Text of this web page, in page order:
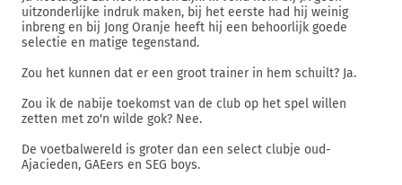
uitzonderlijke indruk maken, bij het eerste had hij weinig
inbreng en bij Jong Oranje heeft hij een behoorlijk goede
selectie en matige tegenstand.
Zou het kunnen dat er een groot trainer in hem schuilt? Ja.
Zou ik de nabije toekomst van de club op het spel willen
zetten met zo'n wilde gok? Nee.
De voetbalwereld is groter dan een select clubje oud-
Ajacieden, GAEers en SEG boys.